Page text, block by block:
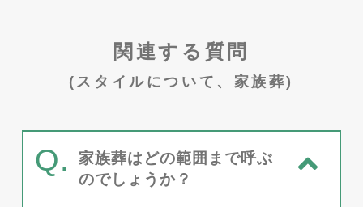
関連する質問
(スタイルについて、家族葬)
Q.
家族葬はどの範囲まで呼ぶ
のでしょうか？